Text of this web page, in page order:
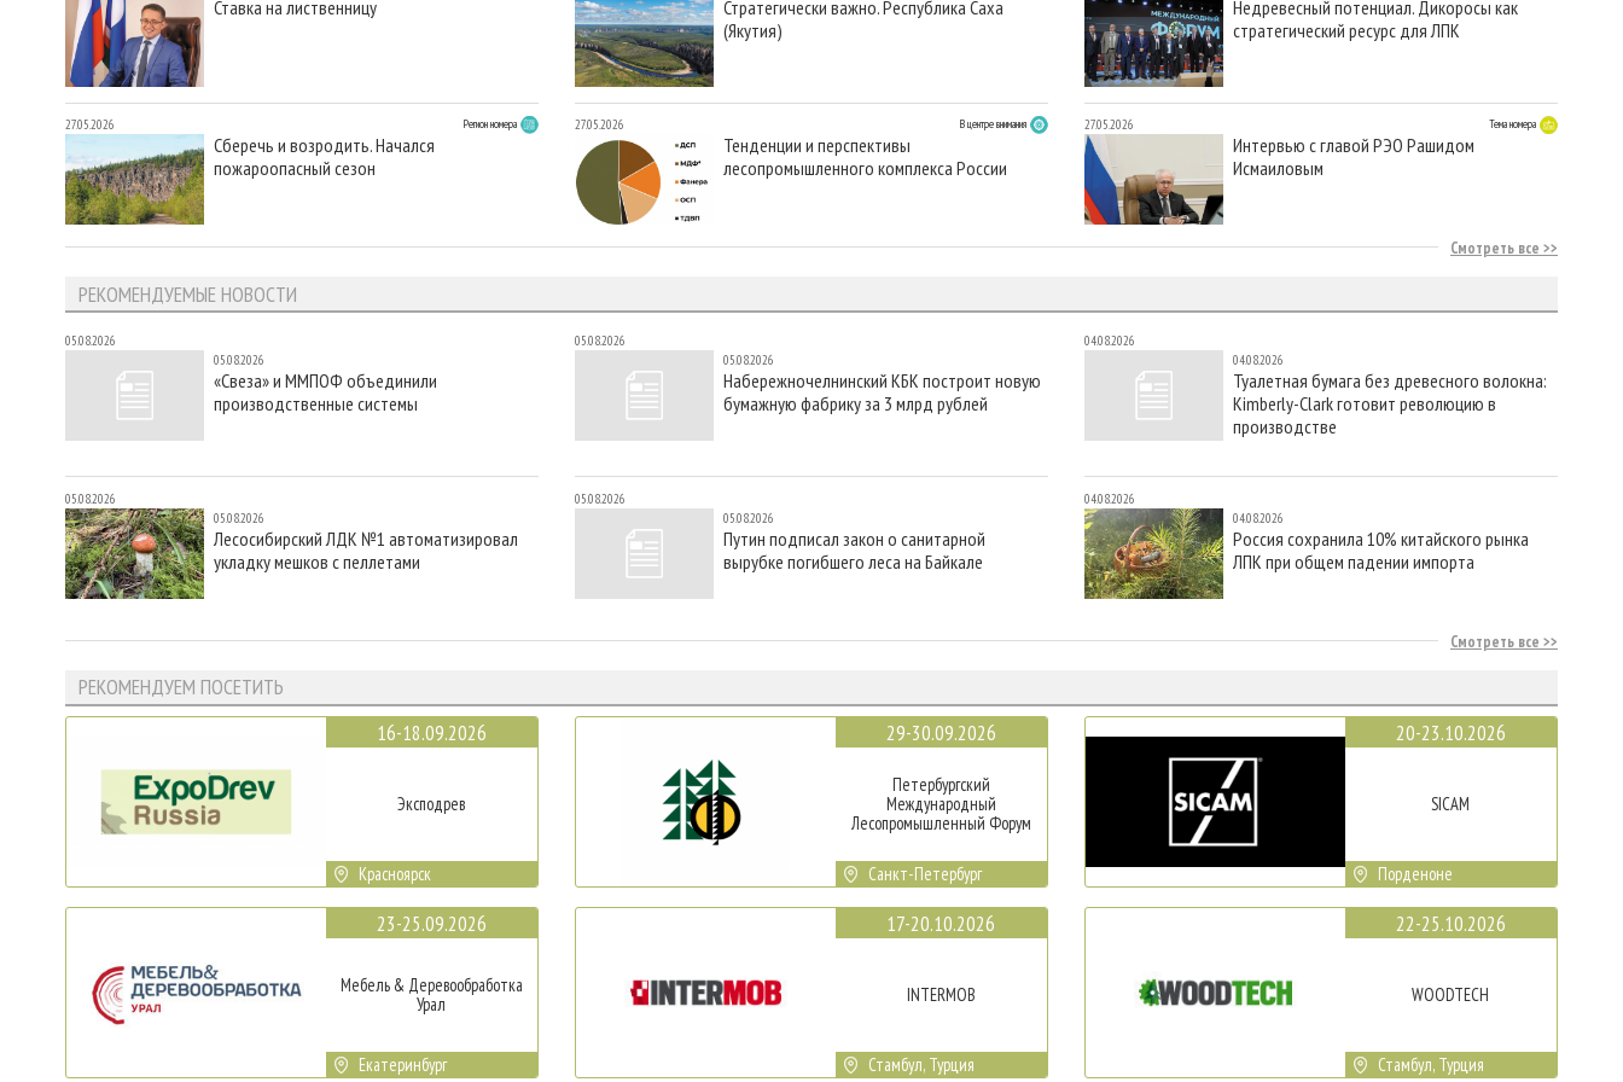
Ставка на лиственницу
27.05.2026 Регион номера
Сберечь и возродить. Начался
пожароопасный сезон
Стратегически важно. Республика Саха
(Якутия)
27.05.2026 В центре внимания
Тенденции и перспективы
лесопромышленного комплекса России
Недревесный потенциал. Дикоросы как
стратегический ресурс для ЛПК
27.05.2026 Тема номера
Интервью с главой РЭО Рашидом
Исмаиловым
Смотреть все
РЕКОМЕНДУЕМЫЕ НОВОСТИ
05.08.2026
05.08.2026
«Свеза» и ММПОФ объединили
производственные системы
05.08.2026
05.08.2026
Лесосибирский ЛДК №1 автоматизировал
укладку мешков с пеллетами
05.08.2026
05.08.2026
Набережночелнинский КБК построит новую
бумажную фабрику за 3 млрд рублей
05.08.2026
05.08.2026
Путин подписал закон о санитарной
вырубке погибшего леса на Байкале
04.08.2026
04.08.2026
Туалетная бумага без древесного волокна:
Kimberly-Clark готовит революцию в
производстве
04.08.2026
04.08.2026
Россия сохранила 10% китайского рынка
ЛПК при общем падении импорта
Смотреть все
РЕКОМЕНДУЕМ ПОСЕТИТЬ
16-18.09.2026
Эксподрев
Красноярск
23-25.09.2026
Мебель & Деревообработка
Урал
Екатеринбург
29-30.09.2026
Петербургский
Международный
Лесопромышленный Форум
Санкт-Петербург
17-20.10.2026
INTERMOB
Стамбул, Турция
20-23.10.2026
SICAM
Порденоне
22-25.10.2026
WOODTECH
Стамбул, Турция